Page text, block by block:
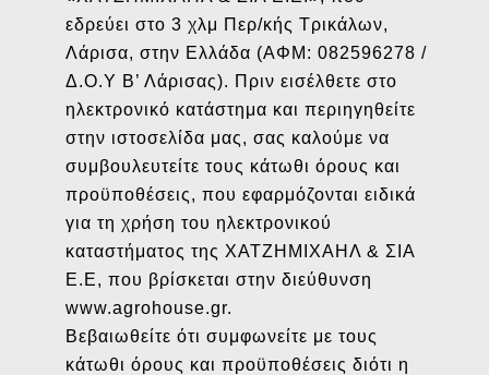
εδρεύει στο 3 χλμ Περ/κής Τρικάλων,
Λάρισα, στην Ελλάδα (ΑΦΜ: 082596278 /
Δ.Ο.Υ Β’ Λάρισας). Πριν εισέλθετε στο
ηλεκτρονικό κατάστημα και περιηγηθείτε
στην ιστοσελίδα μας, σας καλούμε να
συμβουλευτείτε τους κάτωθι όρους και
προϋποθέσεις, που εφαρμόζονται ειδικά
για τη χρήση του ηλεκτρονικού
καταστήματος της ΧΑΤΖΗΜΙΧΑΗΛ & ΣΙΑ
Ε.Ε, που βρίσκεται στην διεύθυνση
www.agrohouse.gr.
Βεβαιωθείτε ότι συμφωνείτε με τους
κάτωθι όρους και προϋποθέσεις διότι η